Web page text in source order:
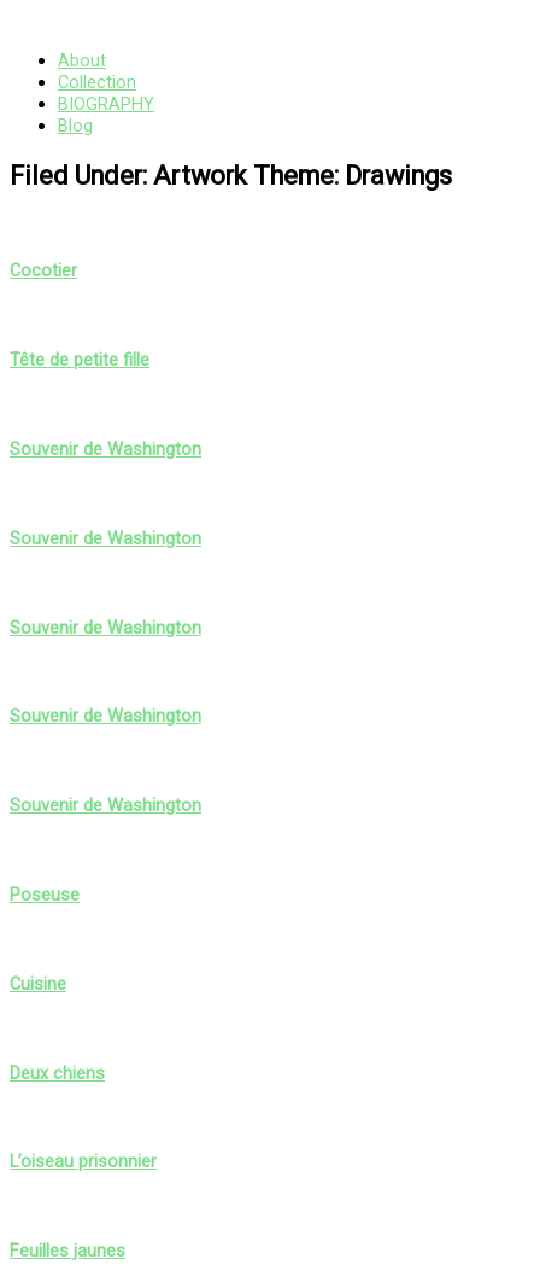
contentAbout
Collection
BIOGRAPHY
Blog
Filed Under: Artwork Theme: Drawings
Cocotier
Tête de petite fille
Souvenir de Washington
Souvenir de Washington
Souvenir de Washington
Souvenir de Washington
Souvenir de Washington
Poseuse
Cuisine
Deux chiens
L’oiseau prisonnier
Feuilles jaunes